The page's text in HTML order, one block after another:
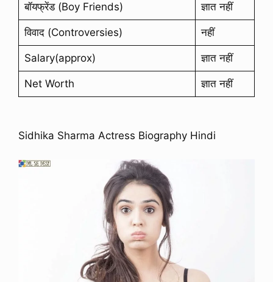
बॉयफ्रेंड (Boy Friends) ज्ञात नहीं
विवाद (Controversies) नहीं
Salary(approx) ज्ञात नहीं
Net Worth ज्ञात नहीं
Sidhika Sharma Actress Biography Hindi